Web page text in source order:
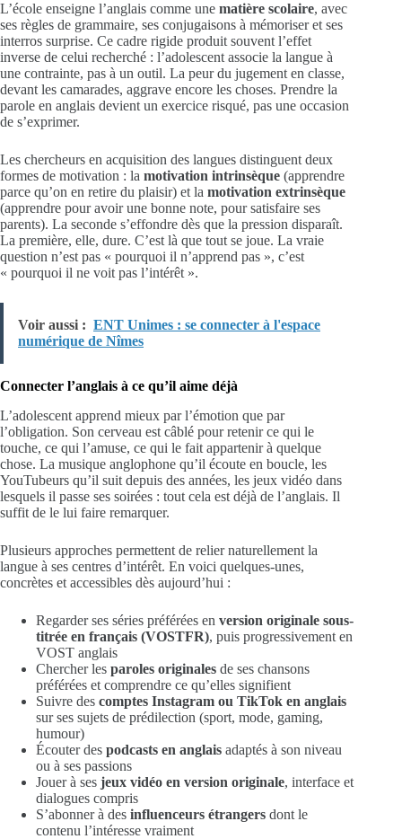
L’école enseigne l’anglais comme une matière scolaire, avec
ses règles de grammaire, ses conjugaisons à mémoriser et ses
interros surprise. Ce cadre rigide produit souvent l’effet
inverse de celui recherché : l’adolescent associe la langue à
une contrainte, pas à un outil. La peur du jugement en classe,
devant les camarades, aggrave encore les choses. Prendre la
parole en anglais devient un exercice risqué, pas une occasion
de s’exprimer.
Les chercheurs en acquisition des langues distinguent deux
formes de motivation : la motivation intrinsèque (apprendre
parce qu’on en retire du plaisir) et la motivation extrinsèque
(apprendre pour avoir une bonne note, pour satisfaire ses
parents). La seconde s’effondre dès que la pression disparaît.
La première, elle, dure. C’est là que tout se joue. La vraie
question n’est pas « pourquoi il n’apprend pas », c’est
« pourquoi il ne voit pas l’intérêt ».
Voir aussi : ENT Unimes : se connecter à l'espace
numérique de Nîmes
Connecter l’anglais à ce qu’il aime déjà
L’adolescent apprend mieux par l’émotion que par
l’obligation. Son cerveau est câblé pour retenir ce qui le
touche, ce qui l’amuse, ce qui le fait appartenir à quelque
chose. La musique anglophone qu’il écoute en boucle, les
YouTubeurs qu’il suit depuis des années, les jeux vidéo dans
lesquels il passe ses soirées : tout cela est déjà de l’anglais. Il
suffit de le lui faire remarquer.
Plusieurs approches permettent de relier naturellement la
langue à ses centres d’intérêt. En voici quelques-unes,
concrètes et accessibles dès aujourd’hui :
Regarder ses séries préférées en version originale sous-
titrée en français (VOSTFR), puis progressivement en
VOST anglais
Chercher les paroles originales de ses chansons
préférées et comprendre ce qu’elles signifient
Suivre des comptes Instagram ou TikTok en anglais
sur ses sujets de prédilection (sport, mode, gaming,
humour)
Écouter des podcasts en anglais adaptés à son niveau
ou à ses passions
Jouer à ses jeux vidéo en version originale, interface et
dialogues compris
S’abonner à des influenceurs étrangers dont le
contenu l’intéresse vraiment